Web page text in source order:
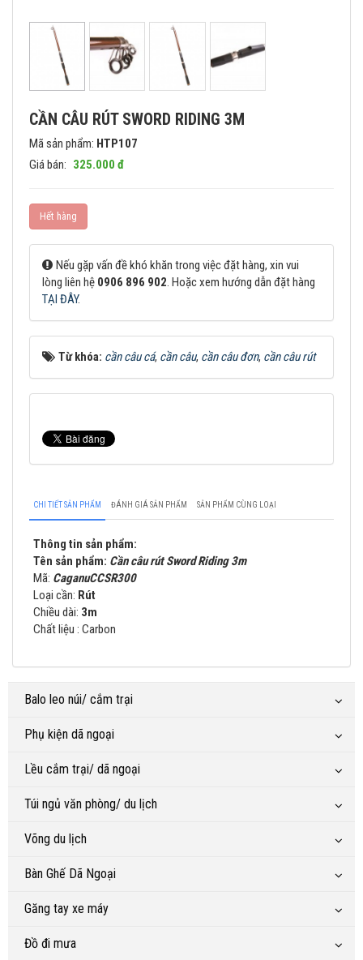
CẦN CÂU RÚT SWORD RIDING 3M
Mã sản phẩm: HTP107
Giá bán: 325.000 đ
Hết hàng
Nếu gặp vấn đề khó khăn trong việc đặt hàng, xin vui
lòng liên hệ 0906 896 902. Hoặc xem hướng dẫn đặt hàng
TẠI ĐÂY.
Từ khóa: cần câu cá, cần câu, cần câu đơn, cần câu rút
CHI TIẾT SẢN PHẨM ĐÁNH GIÁ SẢN PHẨM SẢN PHẨM CÙNG LOẠI
Thông tin sản phẩm:
Tên sản phẩm: Cần câu rút Sword Riding 3m
Mã: CaganuCCSR300
Loại cần: Rút
Chiều dài: 3m
Chất liệu : Carbon
Balo leo núi/ cắm trại
Phụ kiện dã ngoại
Lều cắm trại/ dã ngoại
Túi ngủ văn phòng/ du lịch
Võng du lịch
Bàn Ghế Dã Ngoại
Găng tay xe máy
Đồ đi mưa